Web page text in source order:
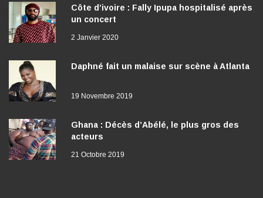
Côte d’ivoire : Fally Ipupa hospitalisé après
un concert
2 Janvier 2020
Daphné fait un malaise sur scène à Atlanta
19 Novembre 2019
Ghana : Décès d’Abélé, le plus gros des
acteurs
21 Octobre 2019